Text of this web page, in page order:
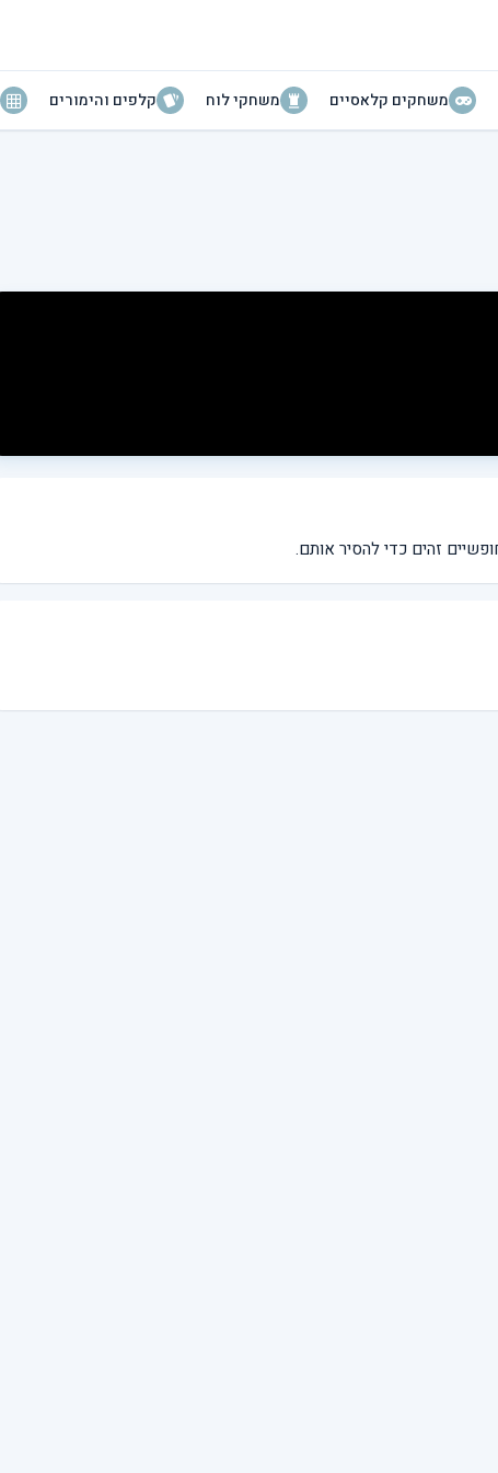
משחקים קלאסיים משחקי לוח קלפים והימורים